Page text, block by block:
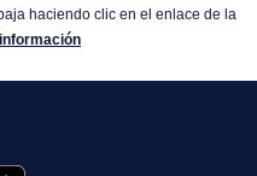
haciendo clic en el enlace de la